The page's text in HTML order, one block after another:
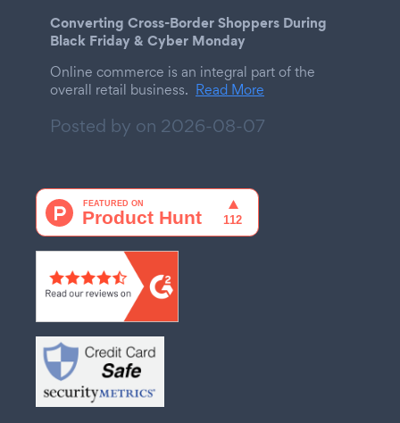
Converting Cross-Border Shoppers During
Black Friday & Cyber Monday
Online commerce is an integral part of the
overall retail business. Read More
Posted by on 2026-08-07